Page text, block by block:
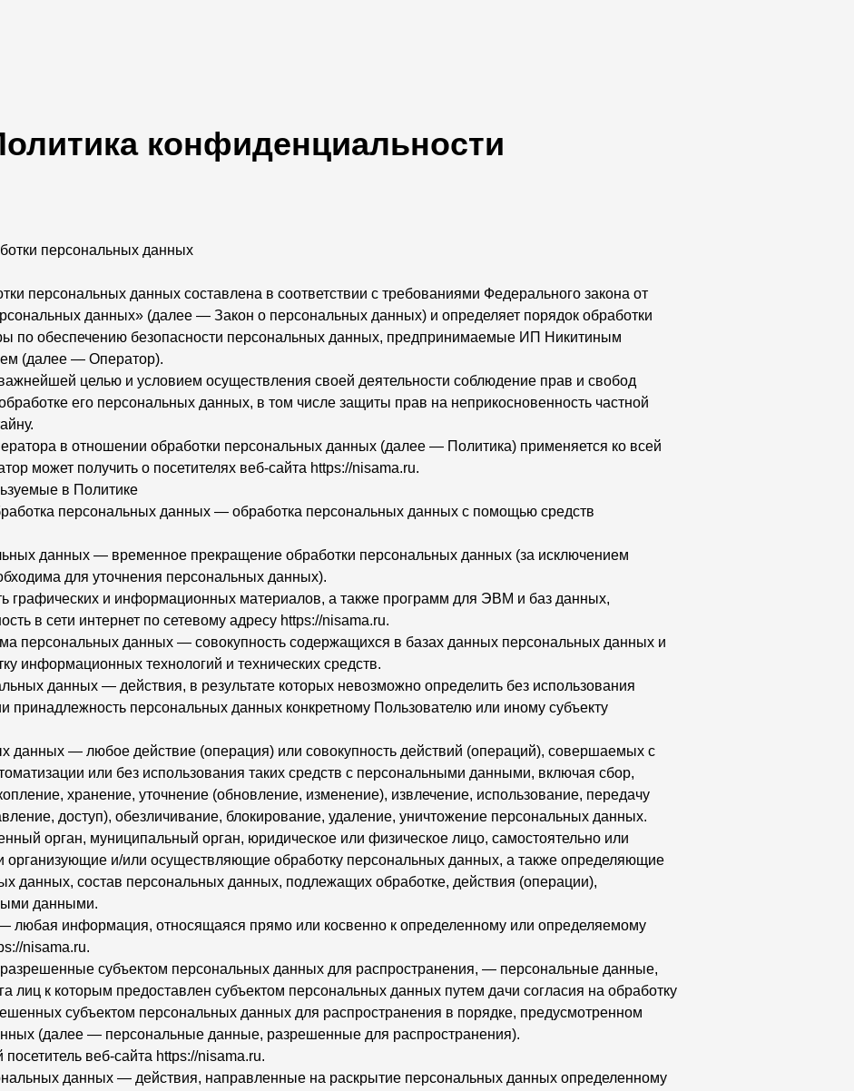
конфиденциальности
персональных данных
персональных данных составлена в соответствии с требованиями Федерального закона от
данных» (далее — Закон о персональных данных) и определяет порядок обработки
по обеспечению безопасности персональных данных, предпринимаемые ИП Никитиным
(далее — Оператор).
целью и условием осуществления своей деятельности соблюдение прав и свобод
его персональных данных, в том числе защиты прав на неприкосновенность частной
в отношении обработки персональных данных (далее — Политика) применяется ко всей
может получить о посетителях веб-сайта https://nisama.ru.
в Политике
персональных данных — обработка персональных данных с помощью средств
данных — временное прекращение обработки персональных данных (за исключением
для уточнения персональных данных).
графических и информационных материалов, а также программ для ЭВМ и баз данных,
в сети интернет по сетевому адресу https://nisama.ru.
персональных данных — совокупность содержащихся в базах данных персональных данных и
информационных технологий и технических средств.
данных — действия, в результате которых невозможно определить без использования
принадлежность персональных данных конкретному Пользователю или иному субъекту
данных — любое действие (операция) или совокупность действий (операций), совершаемых с
или без использования таких средств с персональными данными, включая сбор,
хранение, уточнение (обновление, изменение), извлечение, использование, передачу
доступ), обезличивание, блокирование, удаление, уничтожение персональных данных.
орган, муниципальный орган, юридическое или физическое лицо, самостоятельно или
организующие и/или осуществляющие обработку персональных данных, а также определяющие
данных, состав персональных данных, подлежащих обработке, действия (операции),
данными.
любая информация, относящаяся прямо или косвенно к определенному или определяемому
nisama.ru.
субъектом персональных данных для распространения, — персональные данные,
лиц к которым предоставлен субъектом персональных данных путем дачи согласия на обработку
субъектом персональных данных для распространения в порядке, предусмотренном
(далее — персональные данные, разрешенные для распространения).
веб-сайта https://nisama.ru.
данных — действия, направленные на раскрытие персональных данных определенному